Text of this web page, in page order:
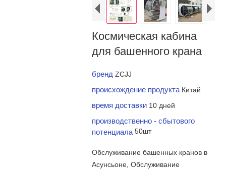
Космическая кабина
для башенного крана
брендZCJJ
происхождение продуктаКитай
время доставки 10 дней
производственно - сбытового
потенциала50шт
Обслуживание башенных кранов в
Асунсьоне, Обслуживание